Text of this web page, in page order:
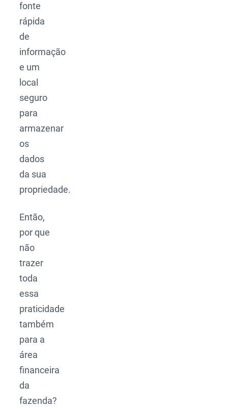
fonte
rápida
de
informação
e um
local
seguro
para
armazenar
os
dados
da sua
propriedade.
Então,
por que
não
trazer
toda
essa
praticidade
também
para a
área
financeira
da
fazenda?